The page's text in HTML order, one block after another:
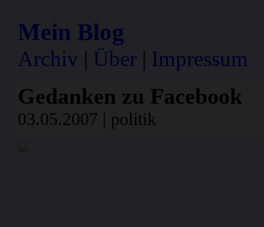
Mein Blog
Archiv | Über | Impressum
Gedanken zu Facebook
03.05.2007 | politik